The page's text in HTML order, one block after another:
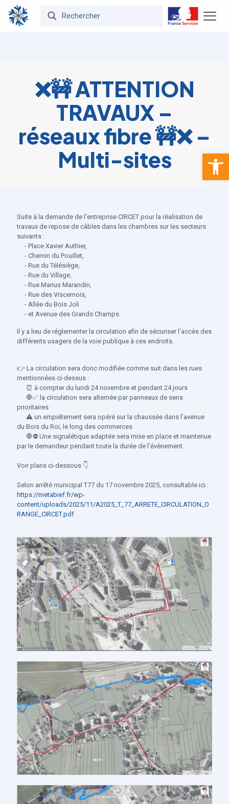
Ouvrir
❌🚧 ATTENTION
TRAVAUX –
réseaux fibre 🚧❌ –
Multi-sites
Suite à la demande de l’entreprise CIRCET pour la réalisation de
travaux de repose de câbles dans les chambres sur les secteurs
suivants :
- Place Xavier Authier,
- Chemin du Pouillet,
- Rue du Télésiège,
- Rue du Village,
- Rue Marius Marandin,
- Rue des Viscernois,
- Allée du Bois Joli
- et Avenue des Grands Champs.
Il y a lieu de réglementer la circulation afin de sécuriser l'accès des
différents usagers de la voie publique à ces endroits.
👉 La circulation sera donc modifiée comme suit dans les rues
mentionnées ci-dessus :
⏰ à compter du lundi 24 novembre et pendant 24 jours
🛑✅ la circulation sera alternée par panneaux de sens
prioritaires
⚠️ un empiétement sera opéré sur la chaussée dans l’avenue
du Bois du Roi, le long des commerces
🛑⛔️ Une signalétique adaptée sera mise en place et maintenue
par le demandeur pendant toute la durée de l’évènement.
Voir plans ci-dessous 👇
Selon arrêté municipal T77 du 17 novembre 2025, consultable ici :
https://metabief.fr/wp-
content/uploads/2025/11/A2025_T_77_ARRETE_CIRCULATION_O
RANGE_CIRCET.pdf